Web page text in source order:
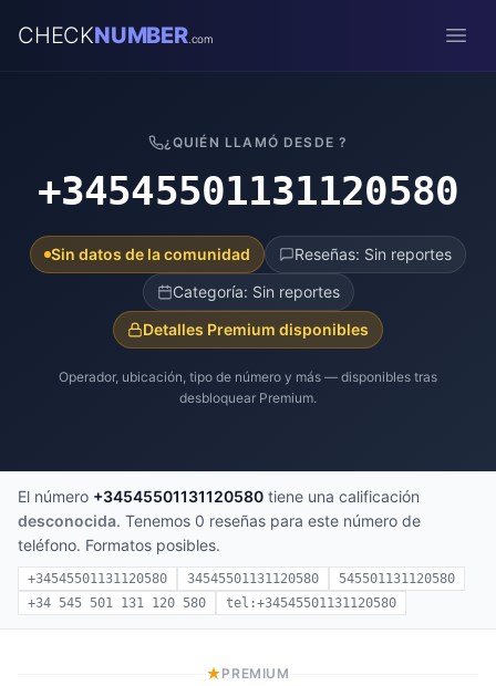
CHECKNUMBER.com
¿QUIÉN LLAMÓ DESDE ?
+34545501131120580
Sin datos de la comunidad
Reseñas: Sin reportes
Categoría: Sin reportes
Detalles Premium disponibles
Operador, ubicación, tipo de número y más — disponibles tras
desbloquear Premium.
El número +34545501131120580 tiene una calificación
desconocida. Tenemos 0 reseñas para este número de
teléfono. Formatos posibles.
+34545501131120580 34545501131120580
545501131120580
+34 545 501 131 120 580
tel:+34545501131120580
PREMIUM